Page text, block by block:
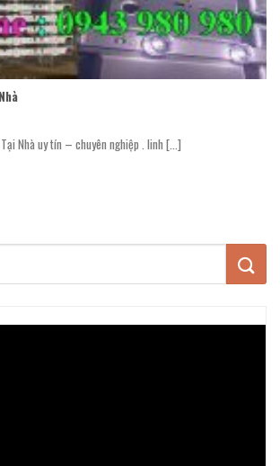
Nhà uy tín – chuyên nghiệp . linh [...]